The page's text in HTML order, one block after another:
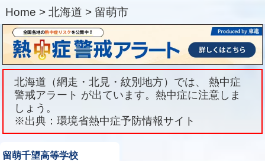
Home > 北海道 > 留萌市
北海道（網走・北見・紋別地方）では、 熱中症
警戒アラート が出ています。熱中症に注意しま
しょう。
※出典：環境省熱中症予防情報サイト
留萌千望高等学校